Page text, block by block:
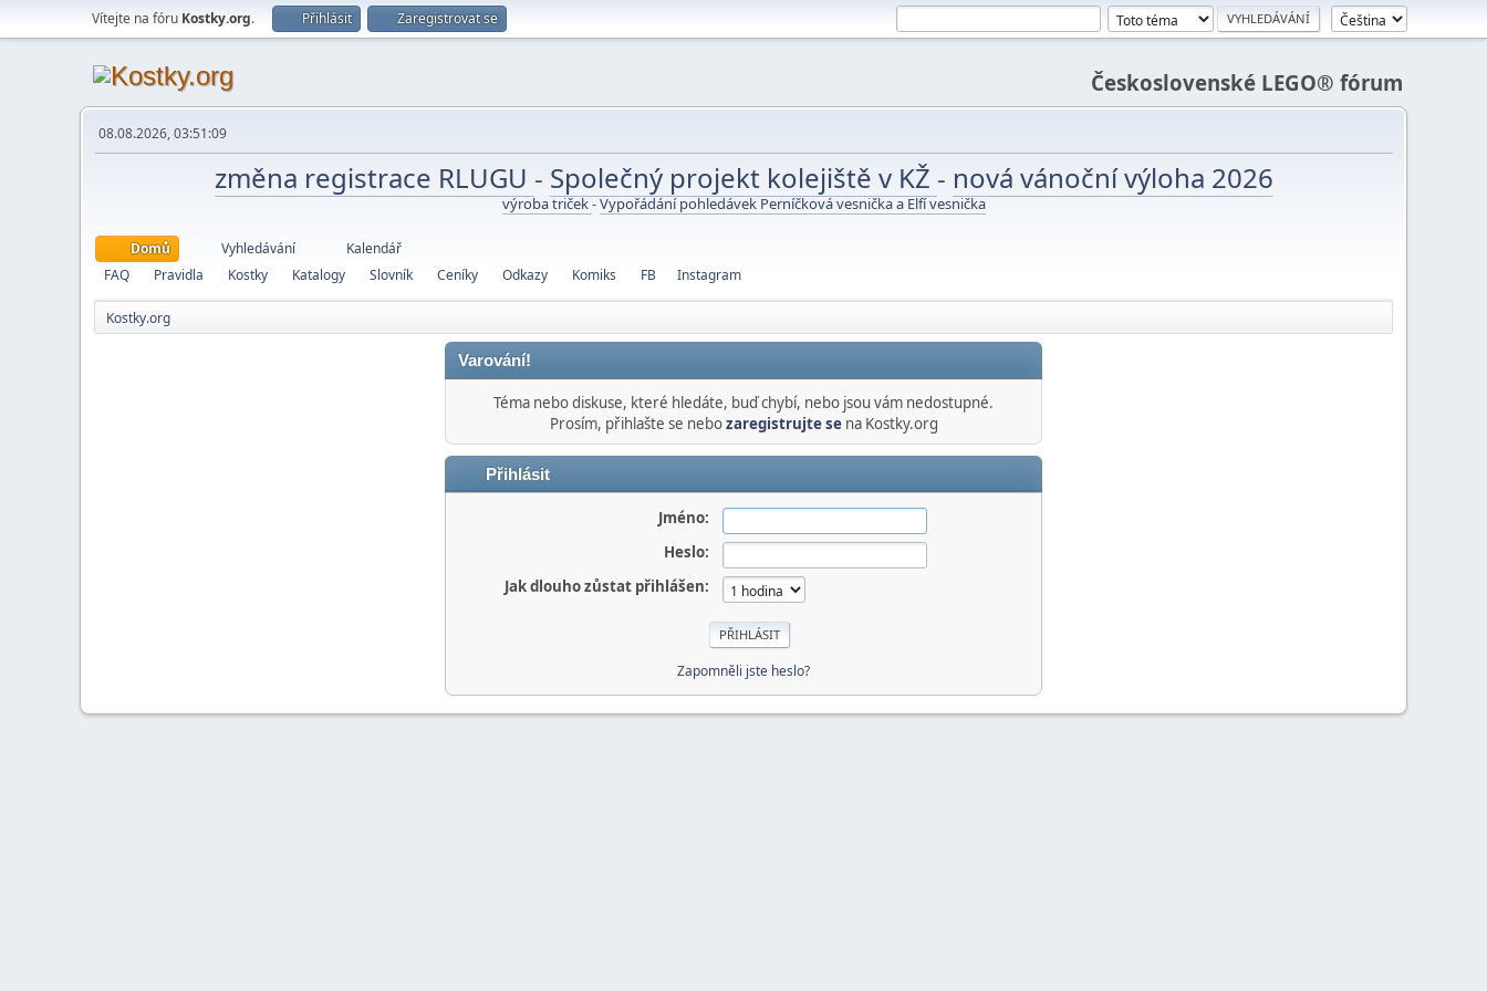
Vítejte na fóru Kostky.org. Přihlásit Zaregistrovat se
Československé LEGO® fórum
08.08.2026, 03:51:09
změna registrace RLUGU - Společný projekt kolejiště v KŽ - nová vánoční výloha 2026
výroba triček-Vypořádání pohledávek Perníčková vesnička a Elfí vesnička
Domů Vyhledávání
Kalendář
FAQ
Pravidla Kostky Katalogy Slovník Ceníky Odkazy Komiks FB Instagram
Kostky.org
Varování!
Téma nebo diskuse, které hledáte, buď chybí, nebo jsou vám nedostupné.
Prosím, přihlašte se nebozaregistrujte sena Kostky.org
Přihlásit
Jméno:
Heslo:
Jak dlouho zůstat přihlášen:
Zapomněli jste heslo?